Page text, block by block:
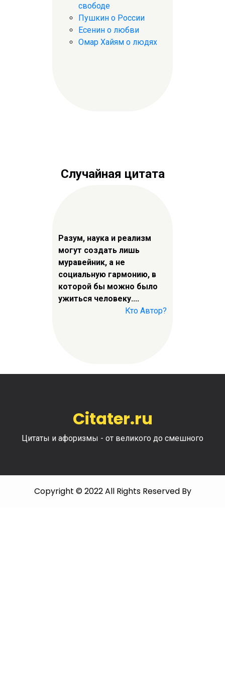
свободе
Пушкин о России
Есенин о любви
Омар Хайям о людях
Случайная цитата
Разум, наука и реализм
могут создать лишь
муравейник, а не
социальную гармонию, в
которой бы можно было
ужиться человеку....
Кто Автор?
Citater.ru
Цитаты и афоризмы - от великого до смешного
Copyright © 2022 All Rights Reserved By